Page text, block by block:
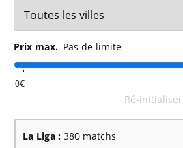
Prix max. Pas de limite
Ré-initialiser
La Liga : 380 matchs